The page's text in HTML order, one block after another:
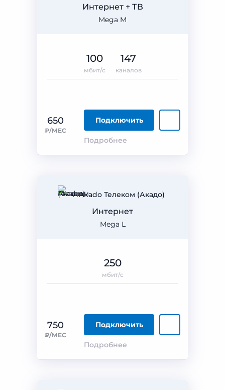
Mega M
Интернет + ТВ
650
₽/МЕС
Подключить
Подробнее
100
мбит/с
147
каналов
Akado Телеком (Акадо)
Mega L
Интернет
750
₽/МЕС
Подключить
Подробнее
250
мбит/с